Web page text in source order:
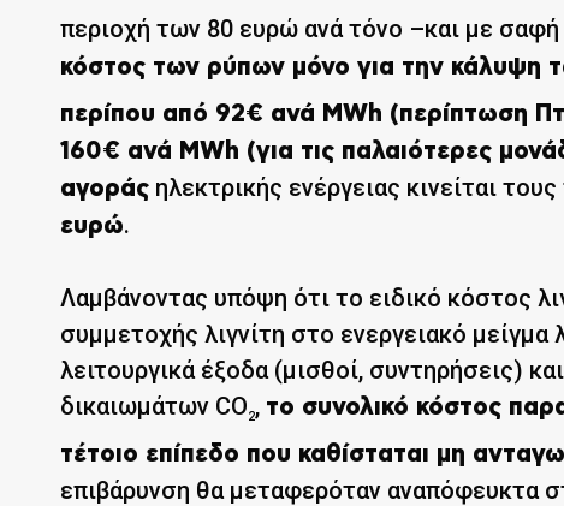
περιοχή των 80 ευρώ ανά τόνο –και με
κόστος των ρύπων μόνο για την κάλυψη
περίπου από 92€ ανά MWh (περίπτωση
160€ ανά MWh (για τις παλαιότερες
αγοράς ηλεκτρικής ενέργειας κινείται
ευρώ.
Λαμβάνοντας υπόψη ότι το ειδικό κόστος
συμμετοχής λιγνίτη στο ενεργειακό
λειτουργικά έξοδα (μισθοί, συντηρήσεις)
δικαιωμάτων CO2, το συνολικό κόστος
τέτοιο επίπεδο που καθίσταται μη
επιβάρυνση θα μεταφερόταν αναπόφευκτα